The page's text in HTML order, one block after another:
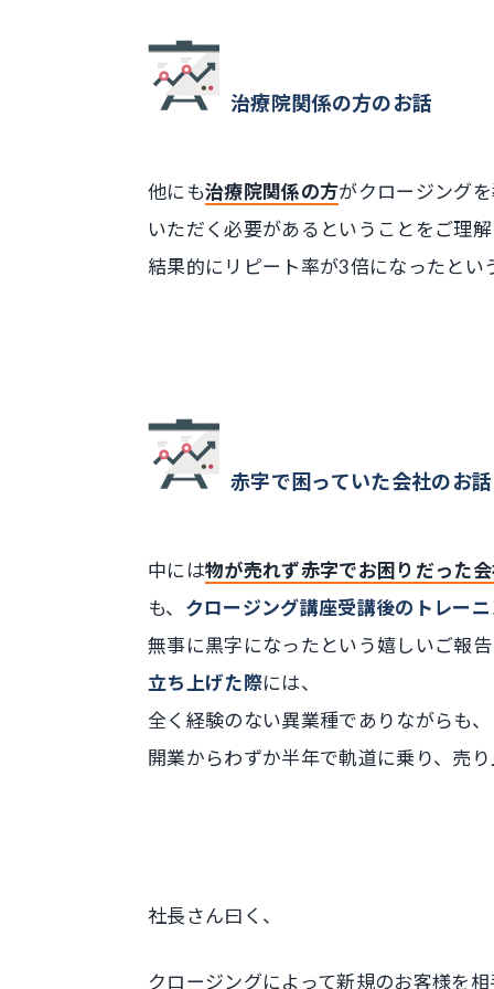
治療院関係の方のお話
他にも治療院関係の方がクロージング
いただく必要があるということをご理
結果的に リピート率が3倍になったとい
赤字で困っていた会社のお話
中には物が売れず赤字でお困りだった
も、 クロージング講座受講後のトレー
無事に黒字になったという嬉しいご報
立ち上げた際には、
全く経験のない異業種でありながらも、
開業からわずか半年で軌道に乗り、売
社長さん曰く、
クロージングによって新規のお客様を